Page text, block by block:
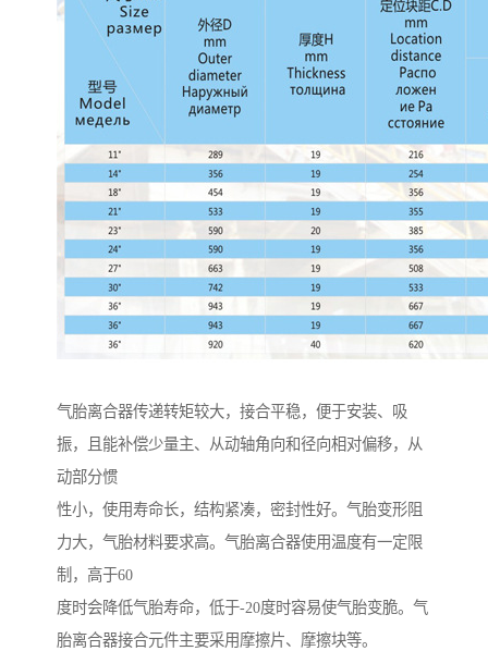
气胎离合器传递转矩较大，接合平稳，便于安装、吸
振，且能补偿少量主、从动轴角向和径向相对偏移，从
动部分惯
性小，使用寿命长，结构紧凑，密封性好。气胎变形阻
力大，气胎材料要求高。气胎离合器使用温度有一定限
制，高于60
度时会降低气胎寿命，低于-20度时容易使气胎变脆。气
胎离合器接合元件主要采用摩擦片、摩擦块等。